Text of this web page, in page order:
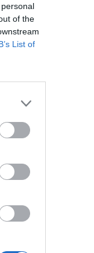
of the
List of